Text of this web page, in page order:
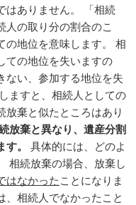
はありません。 「相続
人の取り分の割合のこ
の地位を意味します。 相
ての地位を失いますの
ない、参加する地位を失
ますと、相続人としての
放棄と似たところはあり
放棄と異なり、遺産分割
。
具体的には、どのよ
相続放棄の場合、放棄し
はなかった ことになりま
、相続人でなかったこと